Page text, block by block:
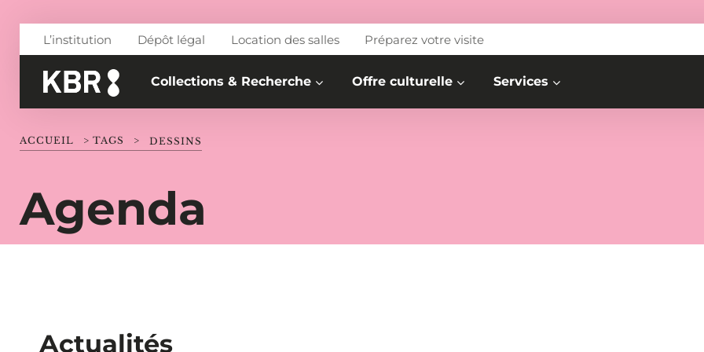
L’institution Dépôt légal Location des salles Préparez votre visite
Collections & Recherche Offre culturelle Services
Agenda
ACCUEIL > TAGS > DESSINS
Actualités